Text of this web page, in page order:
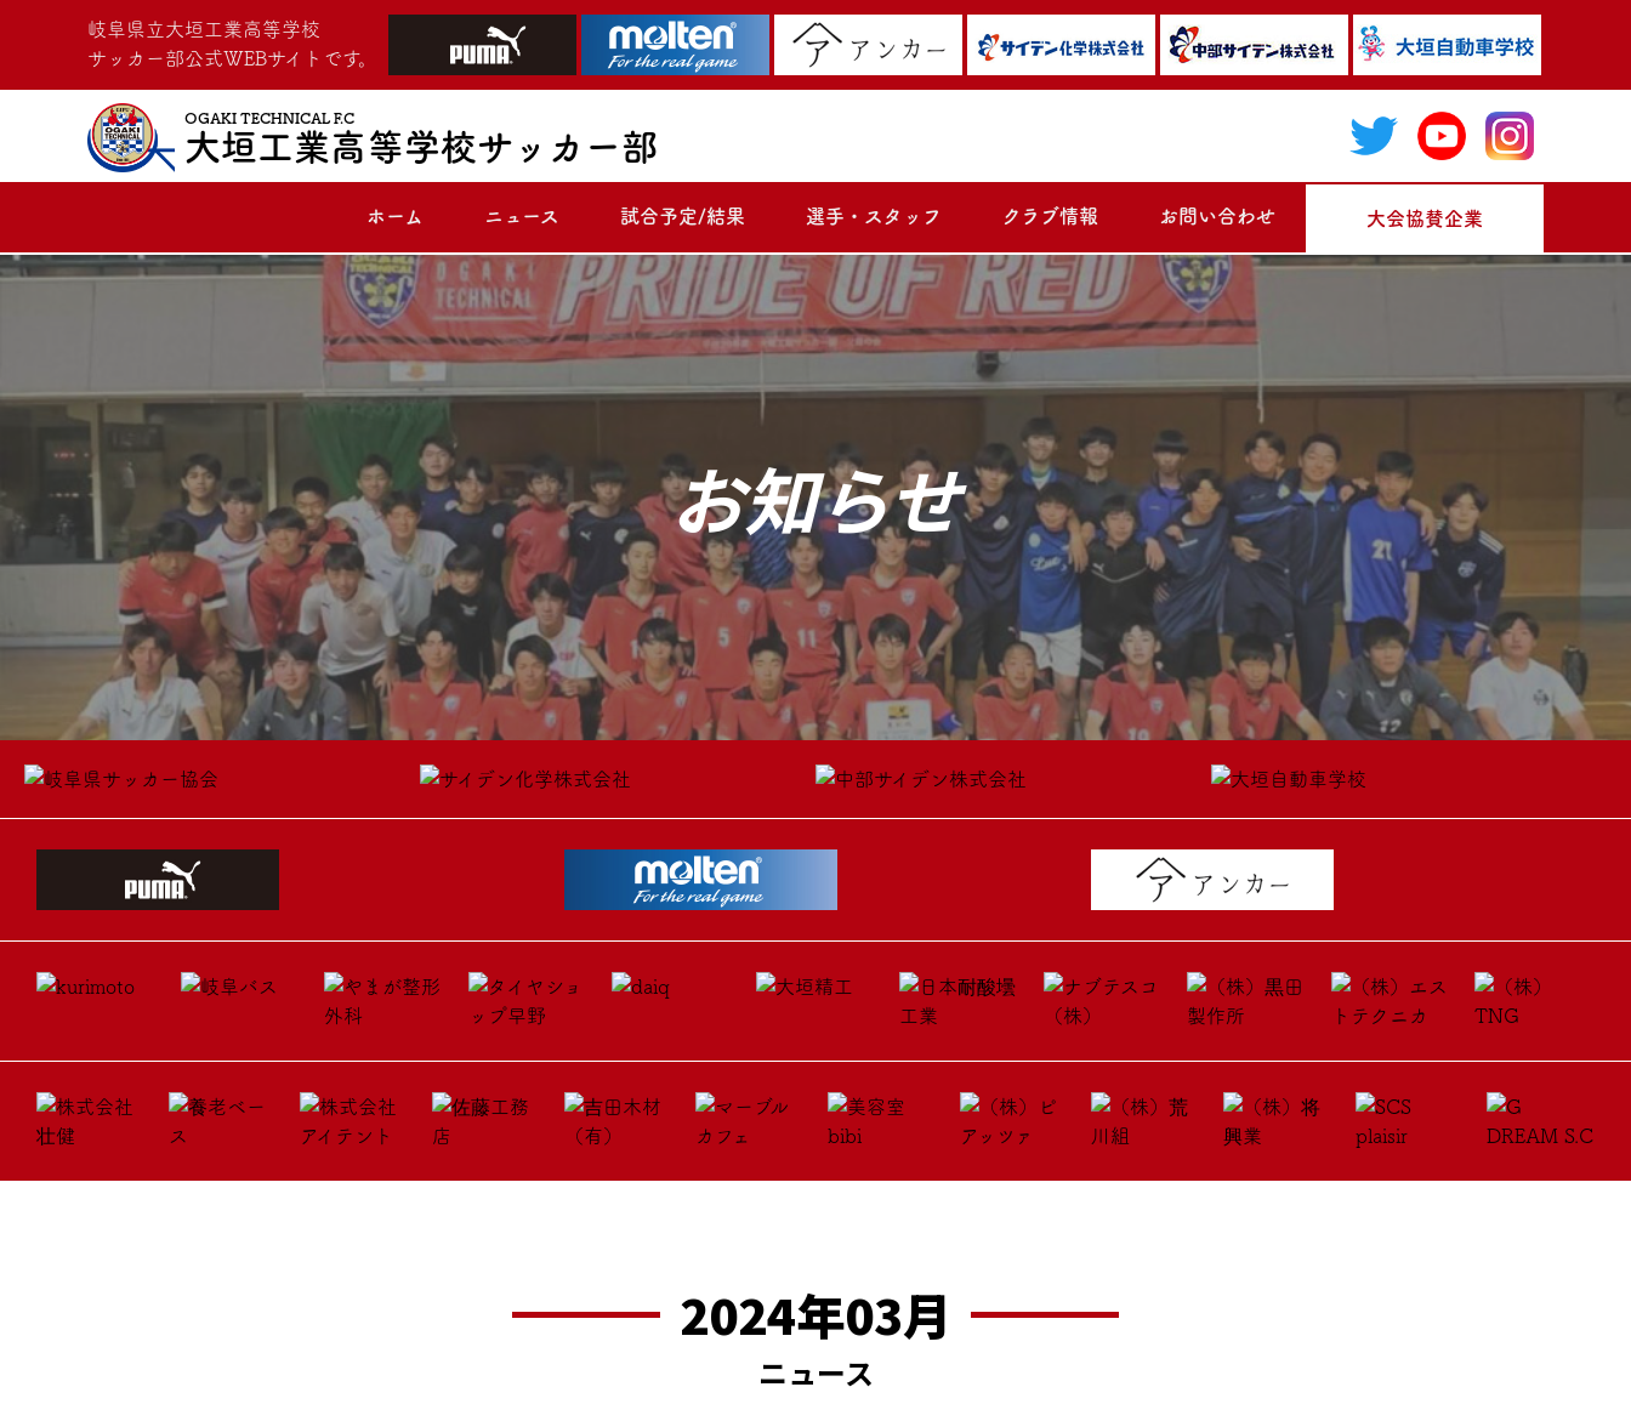
岐阜県立大垣工業高等学校
サッカー部公式WEBサイトです。
OGAKI TECHNICAL F.C
大垣工業高等学校サッカー部
ホーム ニュース 試合予定/結果 選手・スタッフ クラブ情報 お問い合わせ 大会協賛企業
お知らせ
2024年03月
ニュース